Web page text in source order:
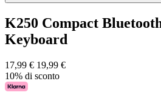
K250 Compact
Keyboard
17,99 € 19,99 €
10% di sconto